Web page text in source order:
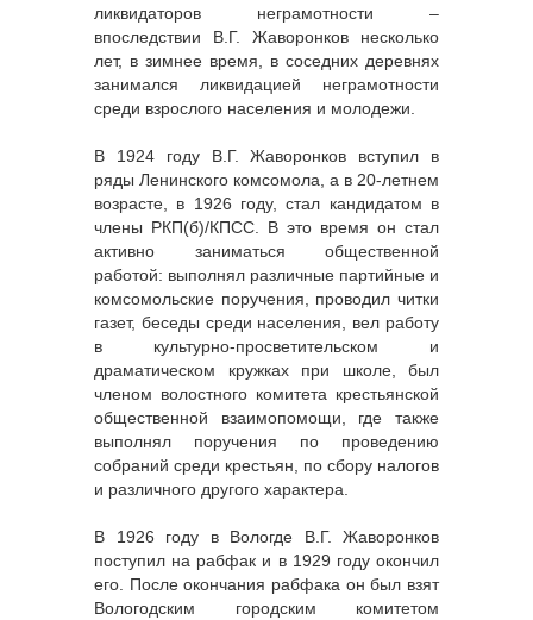
ликвидаторов неграмотности –
впоследствии В.Г. Жаворонков несколько
лет, в зимнее время, в соседних деревнях
занимался ликвидацией неграмотности
среди взрослого населения и молодежи.
В 1924 году В.Г. Жаворонков вступил в
ряды Ленинского комсомола, а в 20-летнем
возрасте, в 1926 году, стал кандидатом в
члены РКП(б)/КПСС. В это время он стал
активно заниматься общественной
работой: выполнял различные партийные и
комсомольские поручения, проводил читки
газет, беседы среди населения, вел работу
в культурно-просветительском и
драматическом кружках при школе, был
членом волостного комитета крестьянской
общественной взаимопомощи, где также
выполнял поручения по проведению
собраний среди крестьян, по сбору налогов
и различного другого характера.
В 1926 году в Вологде В.Г. Жаворонков
поступил на рабфак и в 1929 году окончил
его. После окончания рабфака он был взят
Вологодским городским комитетом